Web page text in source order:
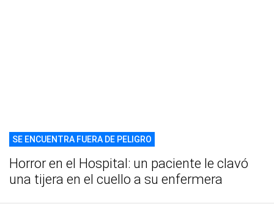
SE ENCUENTRA FUERA DE PELIGRO
Horror en el Hospital: un paciente le clavó
una tijera en el cuello a su enfermera